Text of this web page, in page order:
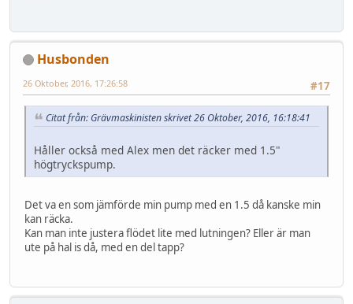
Husbonden
#17
26 Oktober, 2016, 17:26:58
Citat från: Grävmaskinisten skrivet 26 Oktober, 2016, 16:18:41
Håller också med Alex men det räcker med 1.5"
högtryckspump.
Det va en som jämförde min pump med en 1.5 då kanske min
kan räcka.
Kan man inte justera flödet lite med lutningen? Eller är man
ute på hal is då, med en del tapp?